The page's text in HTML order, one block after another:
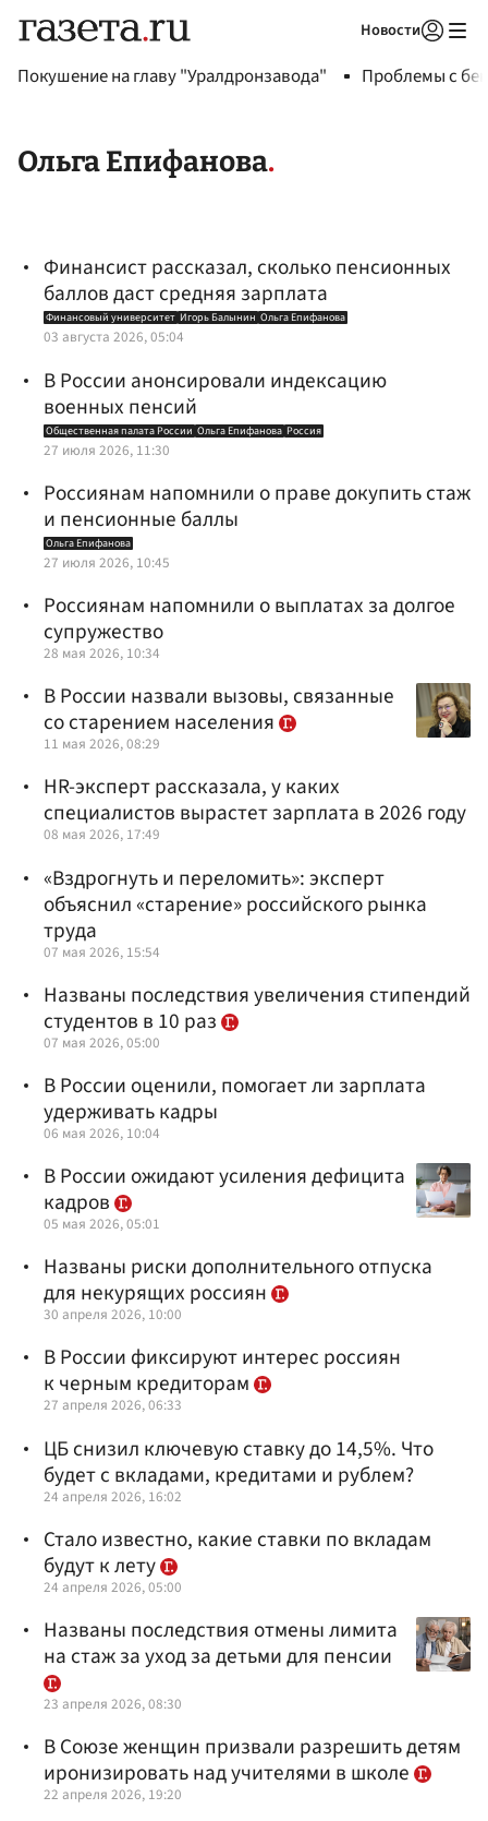
Новости
Покушение на главу "Уралдронзавода" Проблемы с
Ольга Епифанова
Финансист рассказал, сколько пенсионных
баллов даст средняя зарплата
Финансовый университет Игорь Балынин Ольга Епифанова
03 августа 2026, 05:04
В России анонсировали индексацию
военных пенсий
Общественная палата России Ольга Епифанова Россия
27 июля 2026, 11:30
Россиянам напомнили о праве докупить стаж
и пенсионные баллы
Ольга Епифанова
27 июля 2026, 10:45
Россиянам напомнили о выплатах за долгое
супружество
28 мая 2026, 10:34
В России назвали вызовы, связанные
со старением населения
11 мая 2026, 08:29
HR-эксперт рассказала, у каких
специалистов вырастет зарплата в 2026 году
08 мая 2026, 17:49
«Вздрогнуть и переломить»: эксперт
объяснил «старение» российского рынка
труда
07 мая 2026, 15:54
Названы последствия увеличения стипендий
студентов в 10 раз
07 мая 2026, 05:00
В России оценили, помогает ли зарплата
удерживать кадры
06 мая 2026, 10:04
В России ожидают усиления дефицита
кадров
05 мая 2026, 05:01
Названы риски дополнительного отпуска
для некурящих россиян
30 апреля 2026, 10:00
В России фиксируют интерес россиян
к черным кредиторам
27 апреля 2026, 06:33
ЦБ снизил ключевую ставку до 14,5%. Что
будет с вкладами, кредитами и рублем?
24 апреля 2026, 16:02
Стало известно, какие ставки по вкладам
будут к лету
24 апреля 2026, 05:00
Названы последствия отмены лимита
на стаж за уход за детьми для пенсии
23 апреля 2026, 08:30
В Союзе женщин призвали разрешить детям
иронизировать над учителями в школе
22 апреля 2026, 19:20